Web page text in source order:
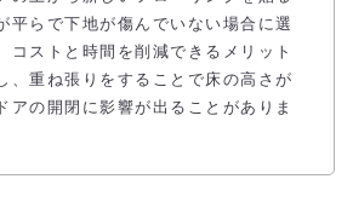
平らで下地が傷んでいない場合に選
コストと時間を削減できるメリット
、重ね張りをすることで床の高さが
アの開閉に影響が出ることがありま